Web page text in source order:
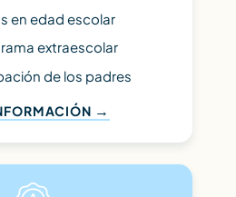
en edad escolar
extraescolar
de los padres